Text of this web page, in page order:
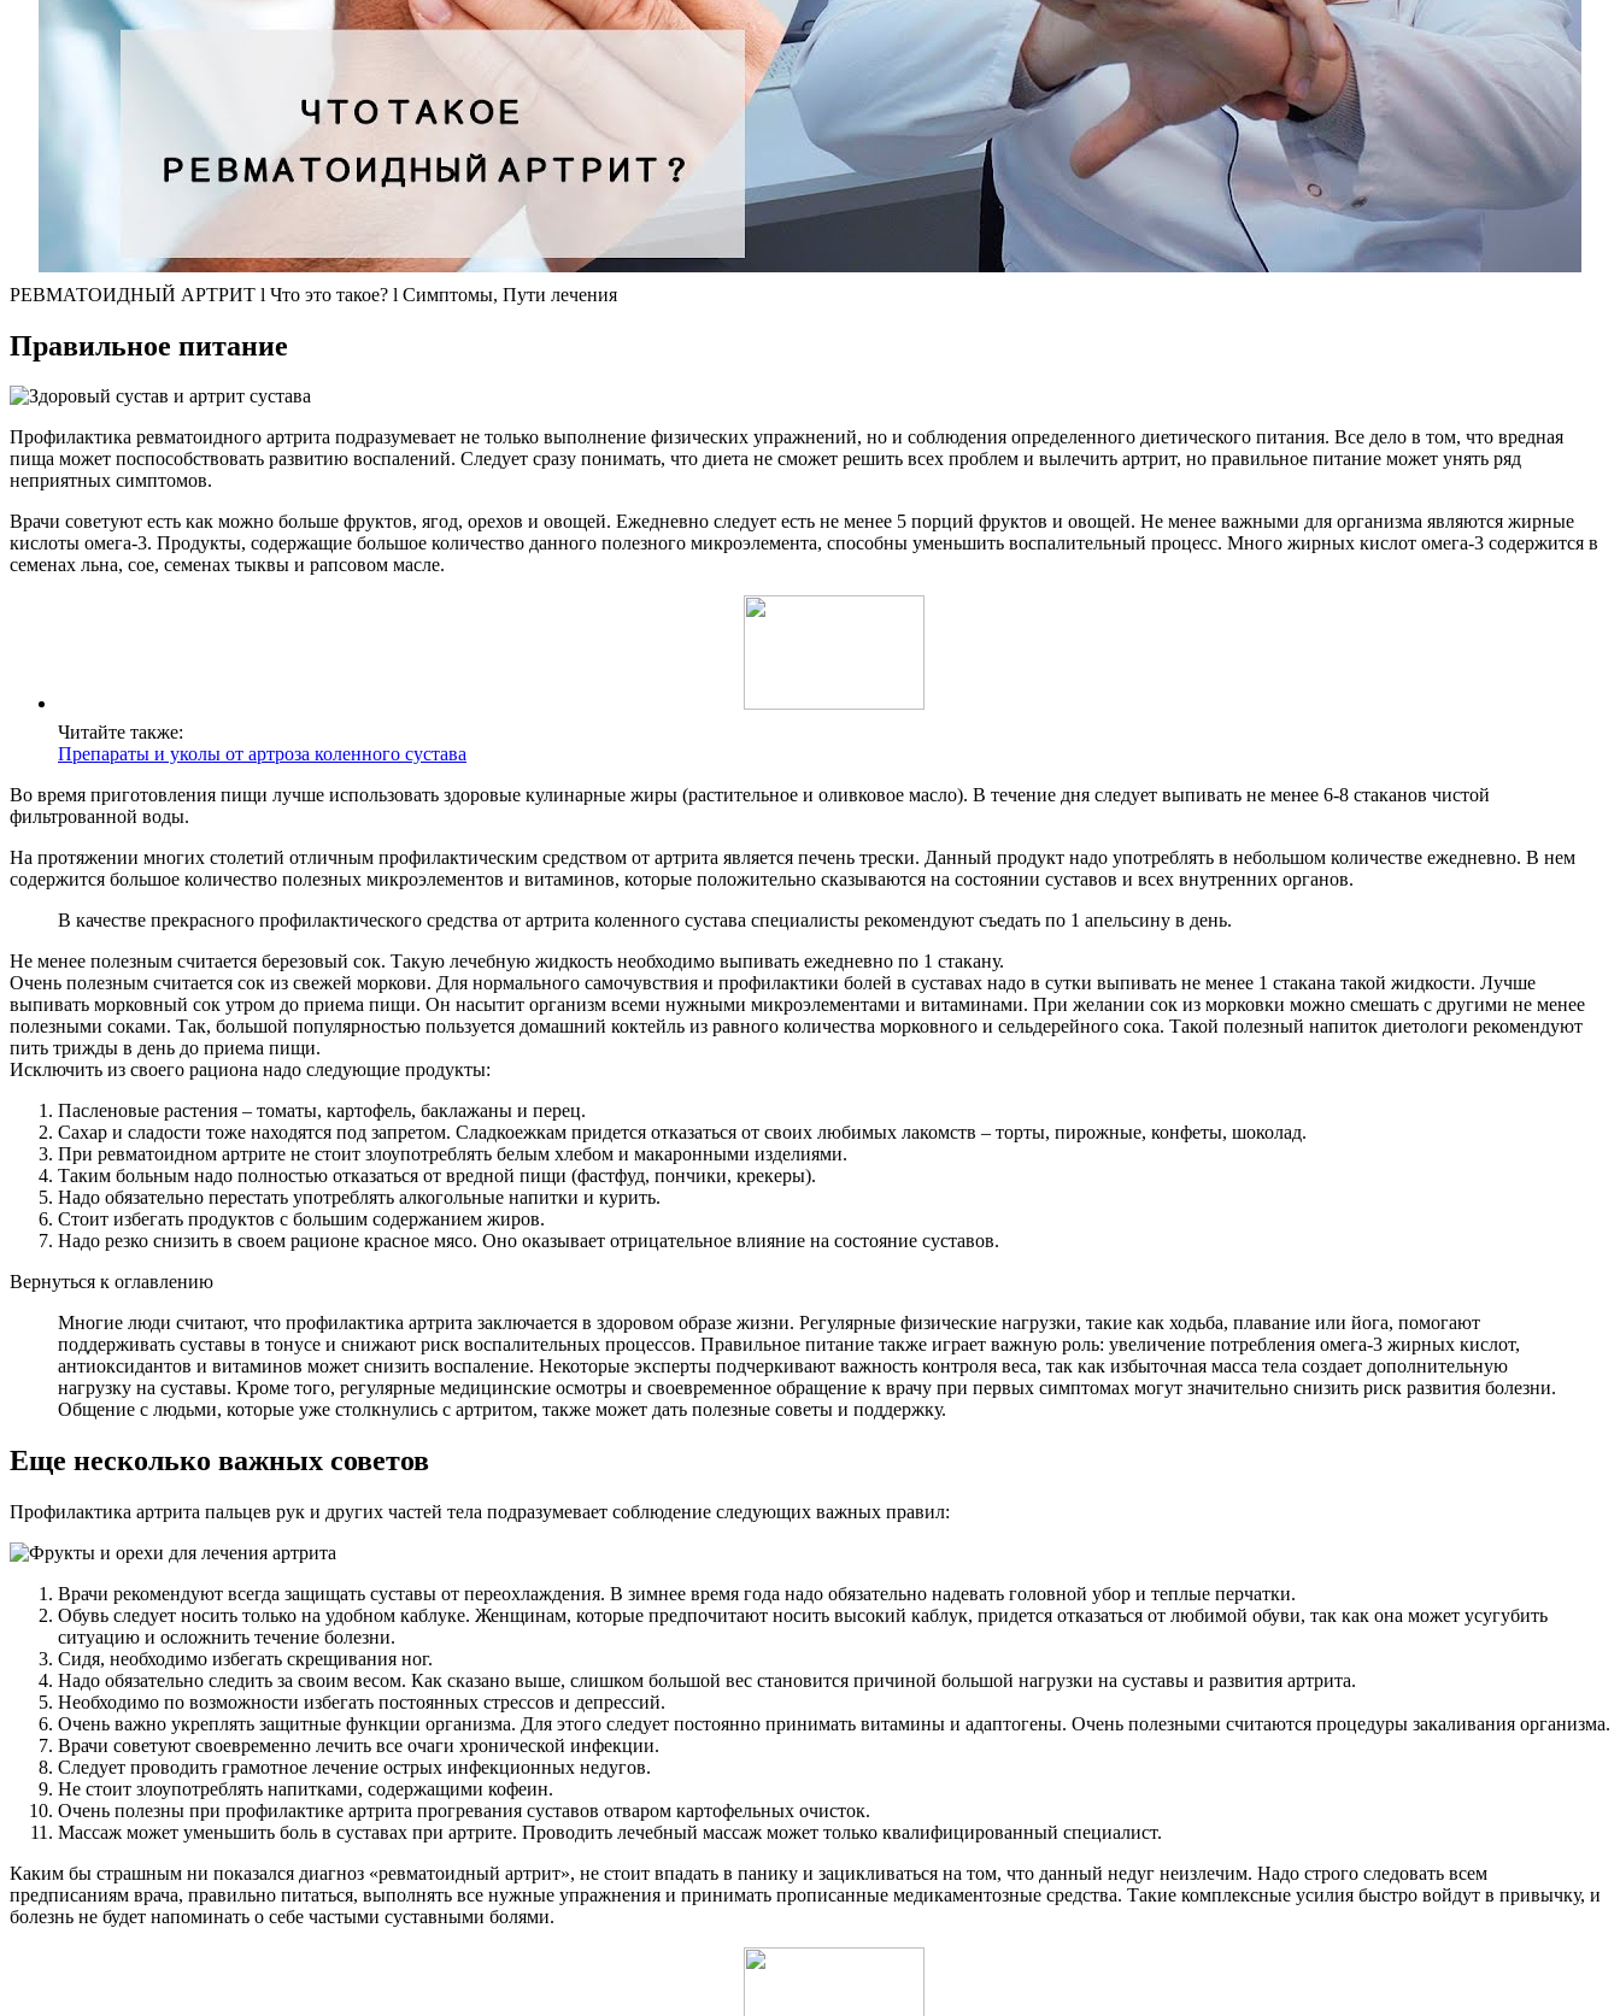
РЕВМАТОИДНЫЙ АРТРИТ l Что это такое? l Симптомы, Пути лечения
Правильное питание
Профилактика ревматоидного артрита подразумевает не только выполнение физических упражнений, но и соблюдения определенного диетического питания. Все дело в том, что вредная
пища может поспособствовать развитию воспалений. Следует сразу понимать, что диета не сможет решить всех проблем и вылечить артрит, но правильное питание может унять ряд
неприятных симптомов.
Врачи советуют есть как можно больше фруктов, ягод, орехов и овощей. Ежедневно следует есть не менее 5 порций фруктов и овощей. Не менее важными для организма являются жирные
кислоты омега-3. Продукты, содержащие большое количество данного полезного микроэлемента, способны уменьшить воспалительный процесс. Много жирных кислот омега-3 содержится в
семенах льна, сое, семенах тыквы и рапсовом масле.
Читайте также:
Препараты и уколы от артроза коленного сустава
Во время приготовления пищи лучше использовать здоровые кулинарные жиры (растительное и оливковое масло). В течение дня следует выпивать не менее 6-8 стаканов чистой
фильтрованной воды.
На протяжении многих столетий отличным профилактическим средством от артрита является печень трески. Данный продукт надо употреблять в небольшом количестве ежедневно. В нем
содержится большое количество полезных микроэлементов и витаминов, которые положительно сказываются на состоянии суставов и всех внутренних органов.
В качестве прекрасного профилактического средства от артрита коленного сустава специалисты рекомендуют съедать по 1 апельсину в день.
Не менее полезным считается березовый сок. Такую лечебную жидкость необходимо выпивать ежедневно по 1 стакану.
Очень полезным считается сок из свежей моркови. Для нормального самочувствия и профилактики болей в суставах надо в сутки выпивать не менее 1 стакана такой жидкости. Лучше
выпивать морковный сок утром до приема пищи. Он насытит организм всеми нужными микроэлементами и витаминами. При желании сок из морковки можно смешать с другими не менее
полезными соками. Так, большой популярностью пользуется домашний коктейль из равного количества морковного и сельдерейного сока. Такой полезный напиток диетологи рекомендуют
пить трижды в день до приема пищи.
Исключить из своего рациона надо следующие продукты:
Пасленовые растения – томаты, картофель, баклажаны и перец.
Сахар и сладости тоже находятся под запретом. Сладкоежкам придется отказаться от своих любимых лакомств – торты, пирожные, конфеты, шоколад.
При ревматоидном артрите не стоит злоупотреблять белым хлебом и макаронными изделиями.
Таким больным надо полностью отказаться от вредной пищи (фастфуд, пончики, крекеры).
Надо обязательно перестать употреблять алкогольные напитки и курить.
Стоит избегать продуктов с большим содержанием жиров.
Надо резко снизить в своем рационе красное мясо. Оно оказывает отрицательное влияние на состояние суставов.
Вернуться к оглавлению
Многие люди считают, что профилактика артрита заключается в здоровом образе жизни. Регулярные физические нагрузки, такие как ходьба, плавание или йога, помогают
поддерживать суставы в тонусе и снижают риск воспалительных процессов. Правильное питание также играет важную роль: увеличение потребления омега-3 жирных кислот,
антиоксидантов и витаминов может снизить воспаление. Некоторые эксперты подчеркивают важность контроля веса, так как избыточная масса тела создает дополнительную
нагрузку на суставы. Кроме того, регулярные медицинские осмотры и своевременное обращение к врачу при первых симптомах могут значительно снизить риск развития болезни.
Общение с людьми, которые уже столкнулись с артритом, также может дать полезные советы и поддержку.
Еще несколько важных советов
Профилактика артрита пальцев рук и других частей тела подразумевает соблюдение следующих важных правил:
Врачи рекомендуют всегда защищать суставы от переохлаждения. В зимнее время года надо обязательно надевать головной убор и теплые перчатки.
Обувь следует носить только на удобном каблуке. Женщинам, которые предпочитают носить высокий каблук, придется отказаться от любимой обуви, так как она может усугубить
ситуацию и осложнить течение болезни.
Сидя, необходимо избегать скрещивания ног.
Надо обязательно следить за своим весом. Как сказано выше, слишком большой вес становится причиной большой нагрузки на суставы и развития артрита.
Необходимо по возможности избегать постоянных стрессов и депрессий.
Очень важно укреплять защитные функции организма. Для этого следует постоянно принимать витамины и адаптогены. Очень полезными считаются процедуры закаливания организма.
Врачи советуют своевременно лечить все очаги хронической инфекции.
Следует проводить грамотное лечение острых инфекционных недугов.
Не стоит злоупотреблять напитками, содержащими кофеин.
Очень полезны при профилактике артрита прогревания суставов отваром картофельных очисток.
Массаж может уменьшить боль в суставах при артрите. Проводить лечебный массаж может только квалифицированный специалист.
Каким бы страшным ни показался диагноз «ревматоидный артрит», не стоит впадать в панику и зацикливаться на том, что данный недуг неизлечим. Надо строго следовать всем
предписаниям врача, правильно питаться, выполнять все нужные упражнения и принимать прописанные медикаментозные средства. Такие комплексные усилия быстро войдут в привычку, и
болезнь не будет напоминать о себе частыми суставными болями.